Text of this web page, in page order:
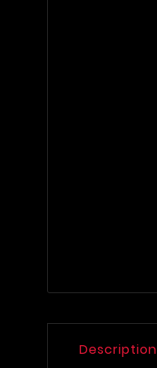
Description